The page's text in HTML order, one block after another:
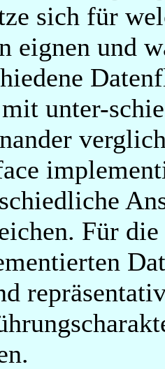
sich für
eignen und
unter-
Für